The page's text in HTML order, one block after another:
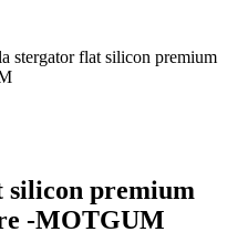
stergator flat silicon premium
silicon premium
-MOTGUM